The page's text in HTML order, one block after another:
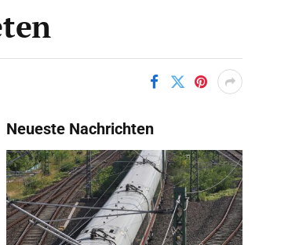
Neueste Nachrichten